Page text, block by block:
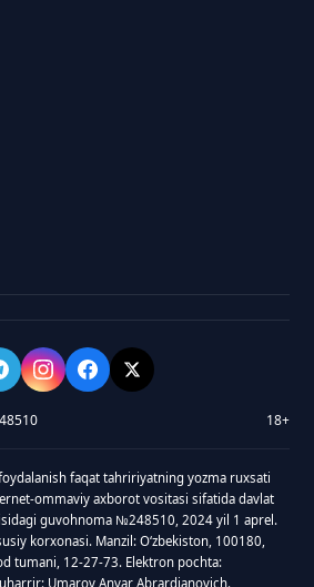
18+
faqat tahririyatning yozma ruxsati
ommaviy axborot vositasi sifatida davlat
guvohnoma №248510, 2024 yil 1 aprel.
korxonasi. Manzil: Oʻzbekiston, 100180,
tumani, 12-27-73. Elektron pochta:
Umarov Anvar Abrardjanovich.